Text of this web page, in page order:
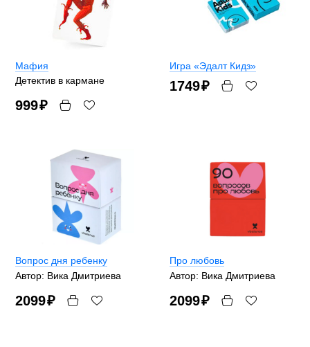
Мафия
Детектив в кармане
999₽
Игра «Эдалт Кидз»
1749₽
Вопрос дня ребенку
Автор: Вика Дмитриева
2099₽
Про любовь
Автор: Вика Дмитриева
2099₽